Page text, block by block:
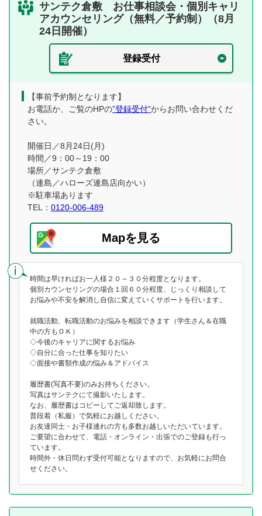
サンテク倉敷 お仕事相談会・個別キャリ
アカウンセリング（無料／予約制）（8月
24日開催）
登録受付
【事前予約制となります】
お電話か、ご覧のHPの”登録受付”からお問い合わせくだ
さい。
開催日／8月24日(月)
時間／9：00～19：00
場所／サンテク倉敷
（連島／ハローズ連島店向かい）
※駐車場あります
TEL： 0120-006-489
Mapを見る
時間は早ければお一人様２０～３０分程度となります。
個別カウンセリングの場合１回６０分程度、じっくり相談して
お悩みや不安を解消し自信に変えていくサポートを行います。
就職活動、転職活動のお悩みを相談できます（学生さん＆在職
中の方もＯＫ）
◇今後のキャリアに関するお悩み
◇自分に合った仕事を知りたい
◇面接や書類作成の悩み＆アドバイス
履歴書(写真不要)のみお持ちください。
写真はサンテクにて撮影いたします。
なお、履歴書はコピーしてご返却致します。
普段着（私服）で気軽にお越しください。
お友達同士・お子様連れの方も多数お越しいただいています。
ご要望に合わせて、電話・オンライン・出張でのご登録も行っ
ています。
時間外・休日問わず受付可能となりますので、お気軽にお問合
せください。